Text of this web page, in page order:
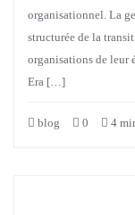
organisationnel. La
structurée de la
organisations de leur
Era […]
blog 0 4